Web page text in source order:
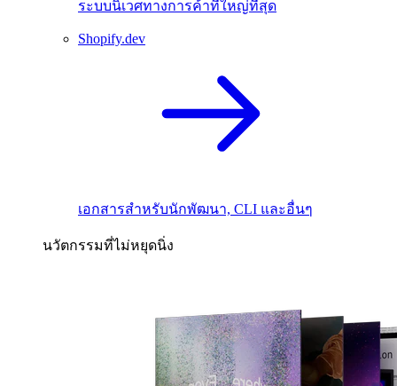
ระบบนิเวศทางการค้าที่ใหญ่ที่สุด
Shopify.dev
เอกสารสำหรับนักพัฒนา, CLI และอื่นๆ
นวัตกรรมที่ไม่หยุดนิ่ง